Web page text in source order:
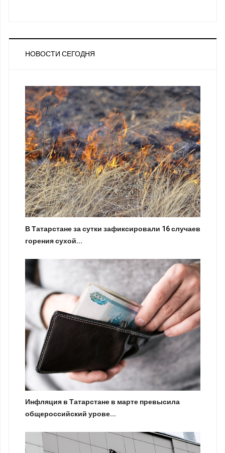
НОВОСТИ СЕГОДНЯ
В Татарстане за сутки зафиксировали 16 случаев
горения сухой...
Инфляция в Татарстане в марте превысила
общероссийский урове...